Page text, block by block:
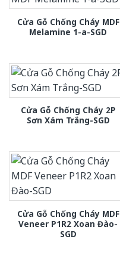
Cửa Gỗ Chống Cháy MDF
Melamine 1-a-SGD
Cửa Gỗ Chống Cháy 2P
Sơn Xám Trắng-SGD
Cửa Gỗ Chống Cháy MDF
Veneer P1R2 Xoan Đào-
SGD